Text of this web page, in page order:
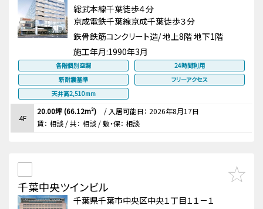
総武本線千葉徒歩４分
京成電鉄千葉線京成千葉徒歩３分
鉄骨鉄筋コンクリート造/ 地上8階 地下1階
施工年月:1990年3月
各階個別空調
24時間利用
新耐震基準
フリーアクセス
天井高2,510mm
4F
20.00坪 (66.12m²) / 入居可能日： 2026年8月17日
賃： 相談 / 共： 相談 / 敷・保： 相談
千葉中央ツインビル
千葉県千葉市中央区中央１丁目１１－１